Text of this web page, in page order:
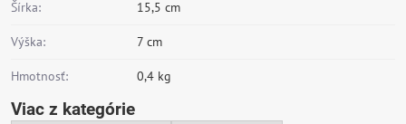
Šírka: 15,5 cm
Výška: 7 cm
Hmotnosť: 0,4 kg
Viac z kategórie